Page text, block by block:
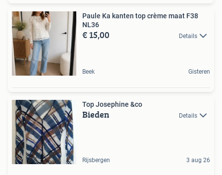
Paule Ka kanten top crème maat F38
NL36
€ 15,00 Details
Beek Gisteren
Top Josephine &co
Bieden Details
Rijsbergen 3 aug 26